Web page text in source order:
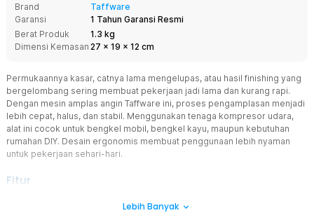
Brand
Taffware
Garansi
1 Tahun Garansi Resmi
Berat Produk
1.3 kg
Dimensi Kemasan 27 x 19 x 12 cm
Permukaannya kasar, catnya lama mengelupas, atau hasil finishing yang
bergelombang sering membuat pekerjaan jadi lama dan kurang rapi.
Dengan mesin amplas angin Taffware ini, proses pengamplasan menjadi
lebih cepat, halus, dan stabil. Menggunakan tenaga kompresor udara,
alat ini cocok untuk bengkel mobil, bengkel kayu, maupun kebutuhan
rumahan DIY. Desain ergonomis membuat penggunaan lebih nyaman
untuk pekerjaan sehari-hari.
Fitur
Kecepatan Tinggi Hingga 18000 RPM
Lebih Banyak